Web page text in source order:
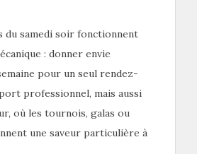
du samedi soir fonctionnent
: donner envie
pour un seul rendez-
professionnel, mais aussi
où les tournois, galas ou
une saveur particulière à